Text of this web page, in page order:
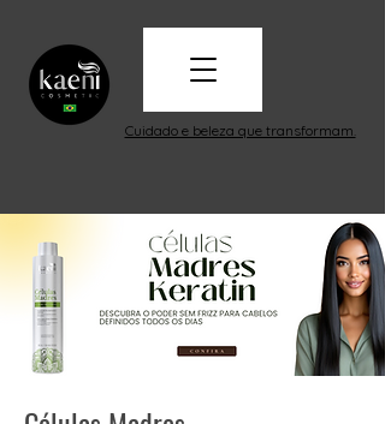
Cuidado e beleza que transformam.